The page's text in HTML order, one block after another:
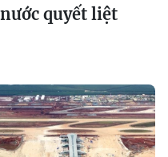
quyết liệt